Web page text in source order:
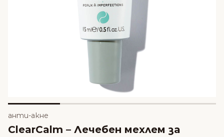
анти-акне
ClearCalm – Лечебен мехлем за